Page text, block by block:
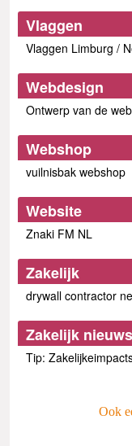
Vlaggen
Vlaggen Limburg /
Webdesign
Ontwerp van de
Webshop
vuilnisbak webshop
Website
Znaki FM NL
Zakelijk
drywall contractor
Zakelijk nieuws
Tip:
Ook